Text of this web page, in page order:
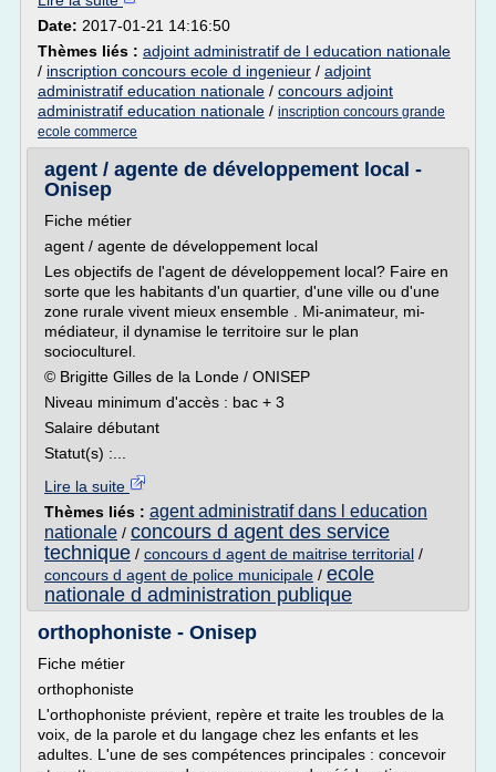
Date: 2017-01-21 14:16:50
Thèmes liés : adjoint administratif de l education nationale
/ inscription concours ecole d ingenieur / adjoint
administratif education nationale / concours adjoint
administratif education nationale / inscription concours grande
ecole commerce
agent / agente de développement local -
Onisep
Fiche métier
agent / agente de développement local
Les objectifs de l'agent de développement local? Faire en
sorte que les habitants d'un quartier, d'une ville ou d'une
zone rurale vivent mieux ensemble . Mi-animateur, mi-
médiateur, il dynamise le territoire sur le plan
socioculturel.
© Brigitte Gilles de la Londe / ONISEP
Niveau minimum d'accès : bac + 3
Salaire débutant
Statut(s) :...
Lire la suite
Thèmes liés : agent administratif dans l education
nationale / concours d agent des service
technique / concours d agent de maitrise territorial /
concours d agent de police municipale / ecole
nationale d administration publique
orthophoniste - Onisep
Fiche métier
orthophoniste
L'orthophoniste prévient, repère et traite les troubles de la
voix, de la parole et du langage chez les enfants et les
adultes. L'une de ses compétences principales : concevoir